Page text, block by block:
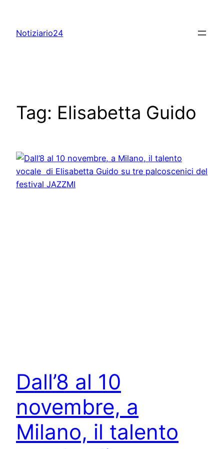
content
Notiziario24
Tag: Elisabetta Guido
Dall’8 al 10
novembre, a
Milano, il talento